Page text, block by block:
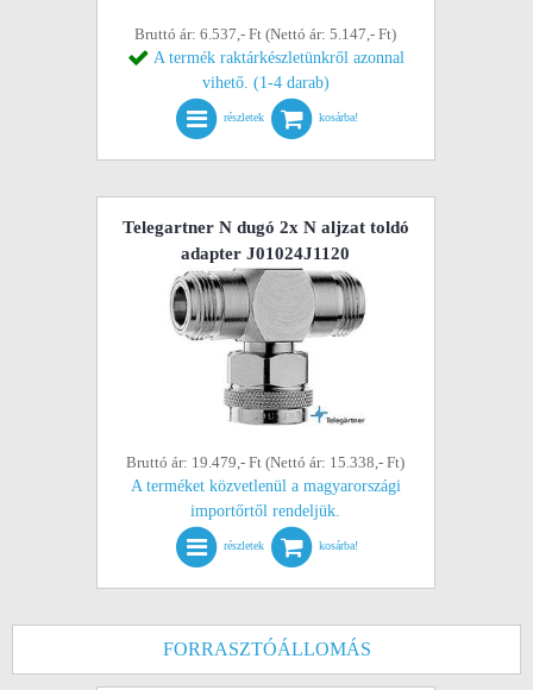
Bruttó ár: 6.537,- Ft (Nettó ár: 5.147,- Ft)
A termék raktárkészletünkről azonnal
vihető. (1-4 darab)
részletek kosárba!
Telegartner N dugó 2x N aljzat toldó
adapter J01024J1120
Bruttó ár: 19.479,- Ft (Nettó ár: 15.338,- Ft)
A terméket közvetlenül a magyarországi
importőrtől rendeljük.
részletek kosárba!
FORRASZTÓÁLLOMÁS